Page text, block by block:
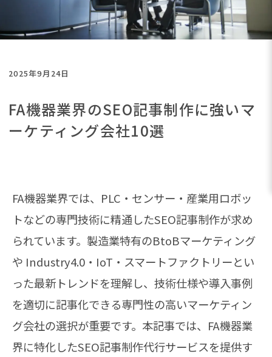
2025年9月24日
FA機器業界のSEO記事制作に強いマ
ーケティング会社10選
FA機器業界では、PLC・センサー・産業用ロボッ
トなどの専門技術に精通したSEO記事制作が求め
られています。製造業特有のBtoBマーケティング
や Industry4.0・IoT・スマートファクトリーとい
った最新トレンドを理解し、技術仕様や導入事例
を適切に記事化できる専門性の高いマーケティン
グ会社の選択が重要です。本記事では、FA機器業
界に特化したSEO記事制作代行サービスを提供す